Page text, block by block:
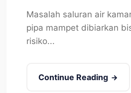
Masalah saluran air
pipa mampet dibiarkan
risiko...
Continue Reading